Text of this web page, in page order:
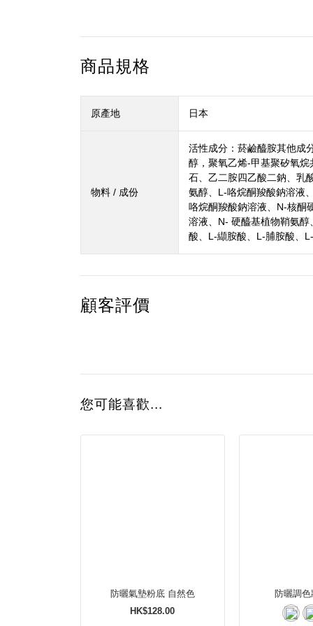
商品規格
原產地 日本
物料 / 成份
活性成分：菸鹼醯胺其他成
醇，聚氧乙烯-甲基聚矽氧
石、乙二胺四乙酸二鈉、乳
氨醇、L-咯烷酮羧酸鈉溶液
咯烷酮羧酸鈉溶液、N-核酮
溶液、N- 硬醯基植物鞘氨
酸、L-纈胺酸、L-脯胺酸、
顧客評價
您可能喜歡...
防曬氣墊粉底 自然色
HK$128.00
防曬調